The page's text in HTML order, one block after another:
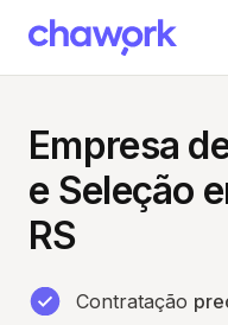
Empresa
e Seleção
RS
Contratação